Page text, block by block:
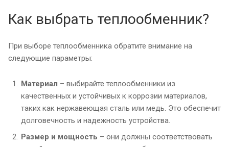
Как выбрать теплообменник?
При выборе теплообменника обратите внимание на
следующие параметры:
Материал – выбирайте теплообменники из
качественных и устойчивых к коррозии материалов,
таких как нержавеющая сталь или медь. Это обеспечит
долговечность и надежность устройства.
Размер и мощность – они должны соответствовать